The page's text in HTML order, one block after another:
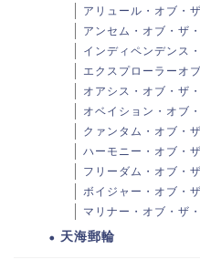
アリュール・オブ・
アンセム・オブ・ザ
インディペンデンス
エクスプローラーオ
オアシス・オブ・ザ
オベイション・オブ
クァンタム・オブ・
ハーモニー・オブ・
フリーダム・オブ・
ボイジャー・オブ・
マリナー・オブ・ザ
天海郵輪